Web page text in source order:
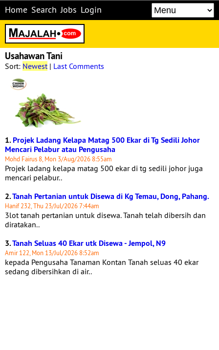
Home Search Jobs Login
Usahawan Tani
Sort: Newest| Last Comments
1.Projek Ladang Kelapa Matag 500 Ekar di Tg Sedili Johor
Mencari Pelabur atau Pengusaha
Mohd Fairus 8, Mon 3/Aug/2026 8:55am
Projek ladang kelapa matag 500 ekar di tg sedili johor juga
mencari pelabur..
2.Tanah Pertanian untuk Disewa di Kg Temau, Dong, Pahang.
Hanif 232, Thu 23/Jul/2026 7:44am
3lot tanah pertanian untuk disewa. Tanah telah dibersih dan
diratakan..
3.Tanah Seluas 40 Ekar utk Disewa - Jempol, N9
Amir 122, Mon 13/Jul/2026 8:52am
kepada Pengusaha Tanaman Kontan Tanah seluas 40 ekar
sedang dibersihkan di air..